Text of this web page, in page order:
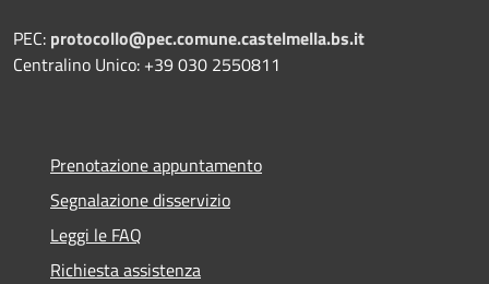
PEC: protocollo@pec.comune.castelmella.bs.it
Centralino Unico: +39 030 2550811
Prenotazione appuntamento
Segnalazione disservizio
Leggi le FAQ
Richiesta assistenza